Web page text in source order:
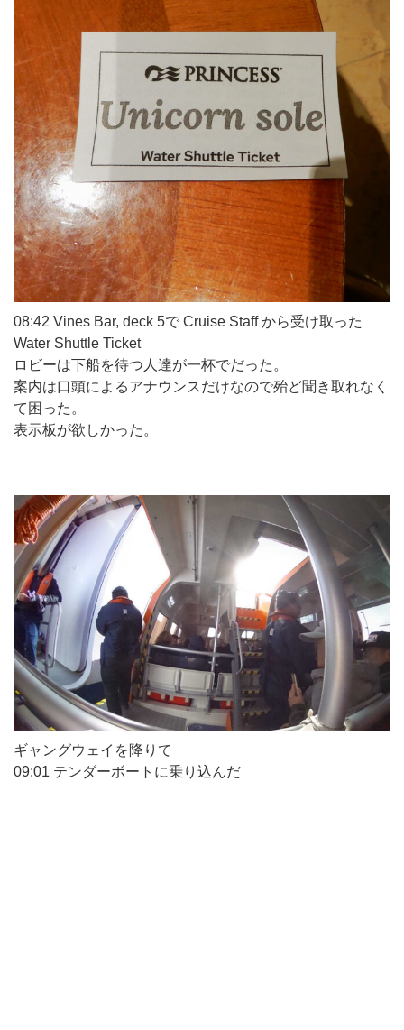
08:42 Vines Bar, deck 5で Cruise Staff から受け取った
Water Shuttle Ticket
ロビーは下船を待つ人達が一杯でだった。
案内は口頭によるアナウンスだけなので殆ど聞き取れなく
て困った。
表示板が欲しかった。
ギャングウェイを降りて
09:01 テンダーボートに乗り込んだ